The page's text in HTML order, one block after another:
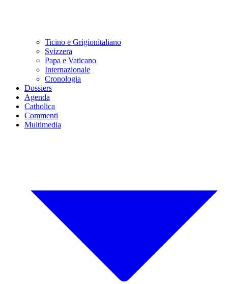
Ticino e Grigionitaliano
Svizzera
Papa e Vaticano
Internazionale
Cronologia
Dossiers
Agenda
Catholica
Commenti
Multimedia